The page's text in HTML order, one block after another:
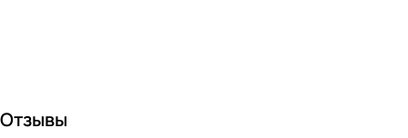
Отзывы